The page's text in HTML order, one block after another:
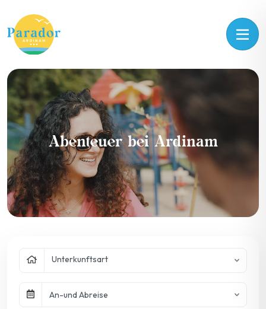
Abenteuer bei Ardinam
Unterkunftsart
An-und Abreise